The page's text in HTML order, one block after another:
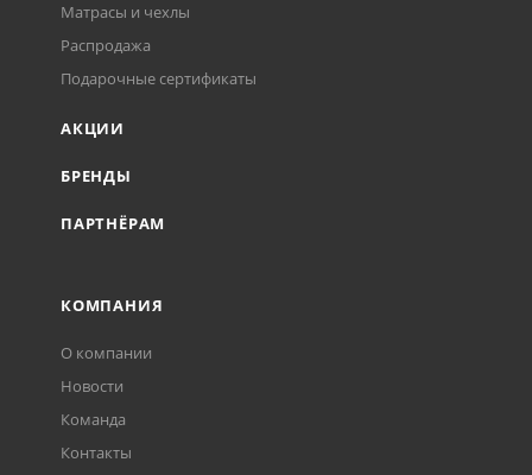
Матрасы и чехлы
Распродажа
Подарочные сертификаты
АКЦИИ
БРЕНДЫ
ПАРТНЁРАМ
КОМПАНИЯ
О компании
Новости
Команда
Контакты